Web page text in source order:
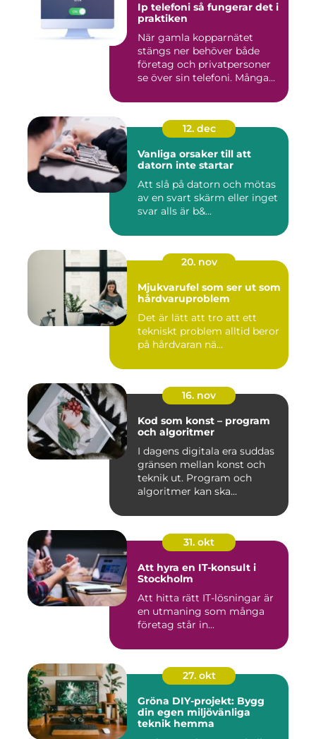
Ip telefoni så fungerar det i
praktiken
När gamla kopparnätet
stängs ner behöver både
företag och privatpersoner
se över sin telefoni. Många...
12. dec
Vanliga orsaker till att
datorn inte startar
Att slå på datorn och mötas
av en svart skärm eller inget
svar alls är b&...
20. nov
Mjukvarufel som ser ut som
hårdvaruproblem
Det är lätt att tro att ett
tekniskt problem alltid beror
på hårdvaran nä...
16. nov
Kod som konst – program
och algoritmer
I dagens digitala era suddas
gränsen mellan konst och
teknik ut. Program och
algoritmer kan ska...
31. okt
Att hyra en IT-konsult i
Stockholm
Att hitta rätt IT-lösningar är
en utmaning som många
företag står in...
27. okt
Gröna DIY-projekt: Bygg
din egen miljövänliga
teknik hemma